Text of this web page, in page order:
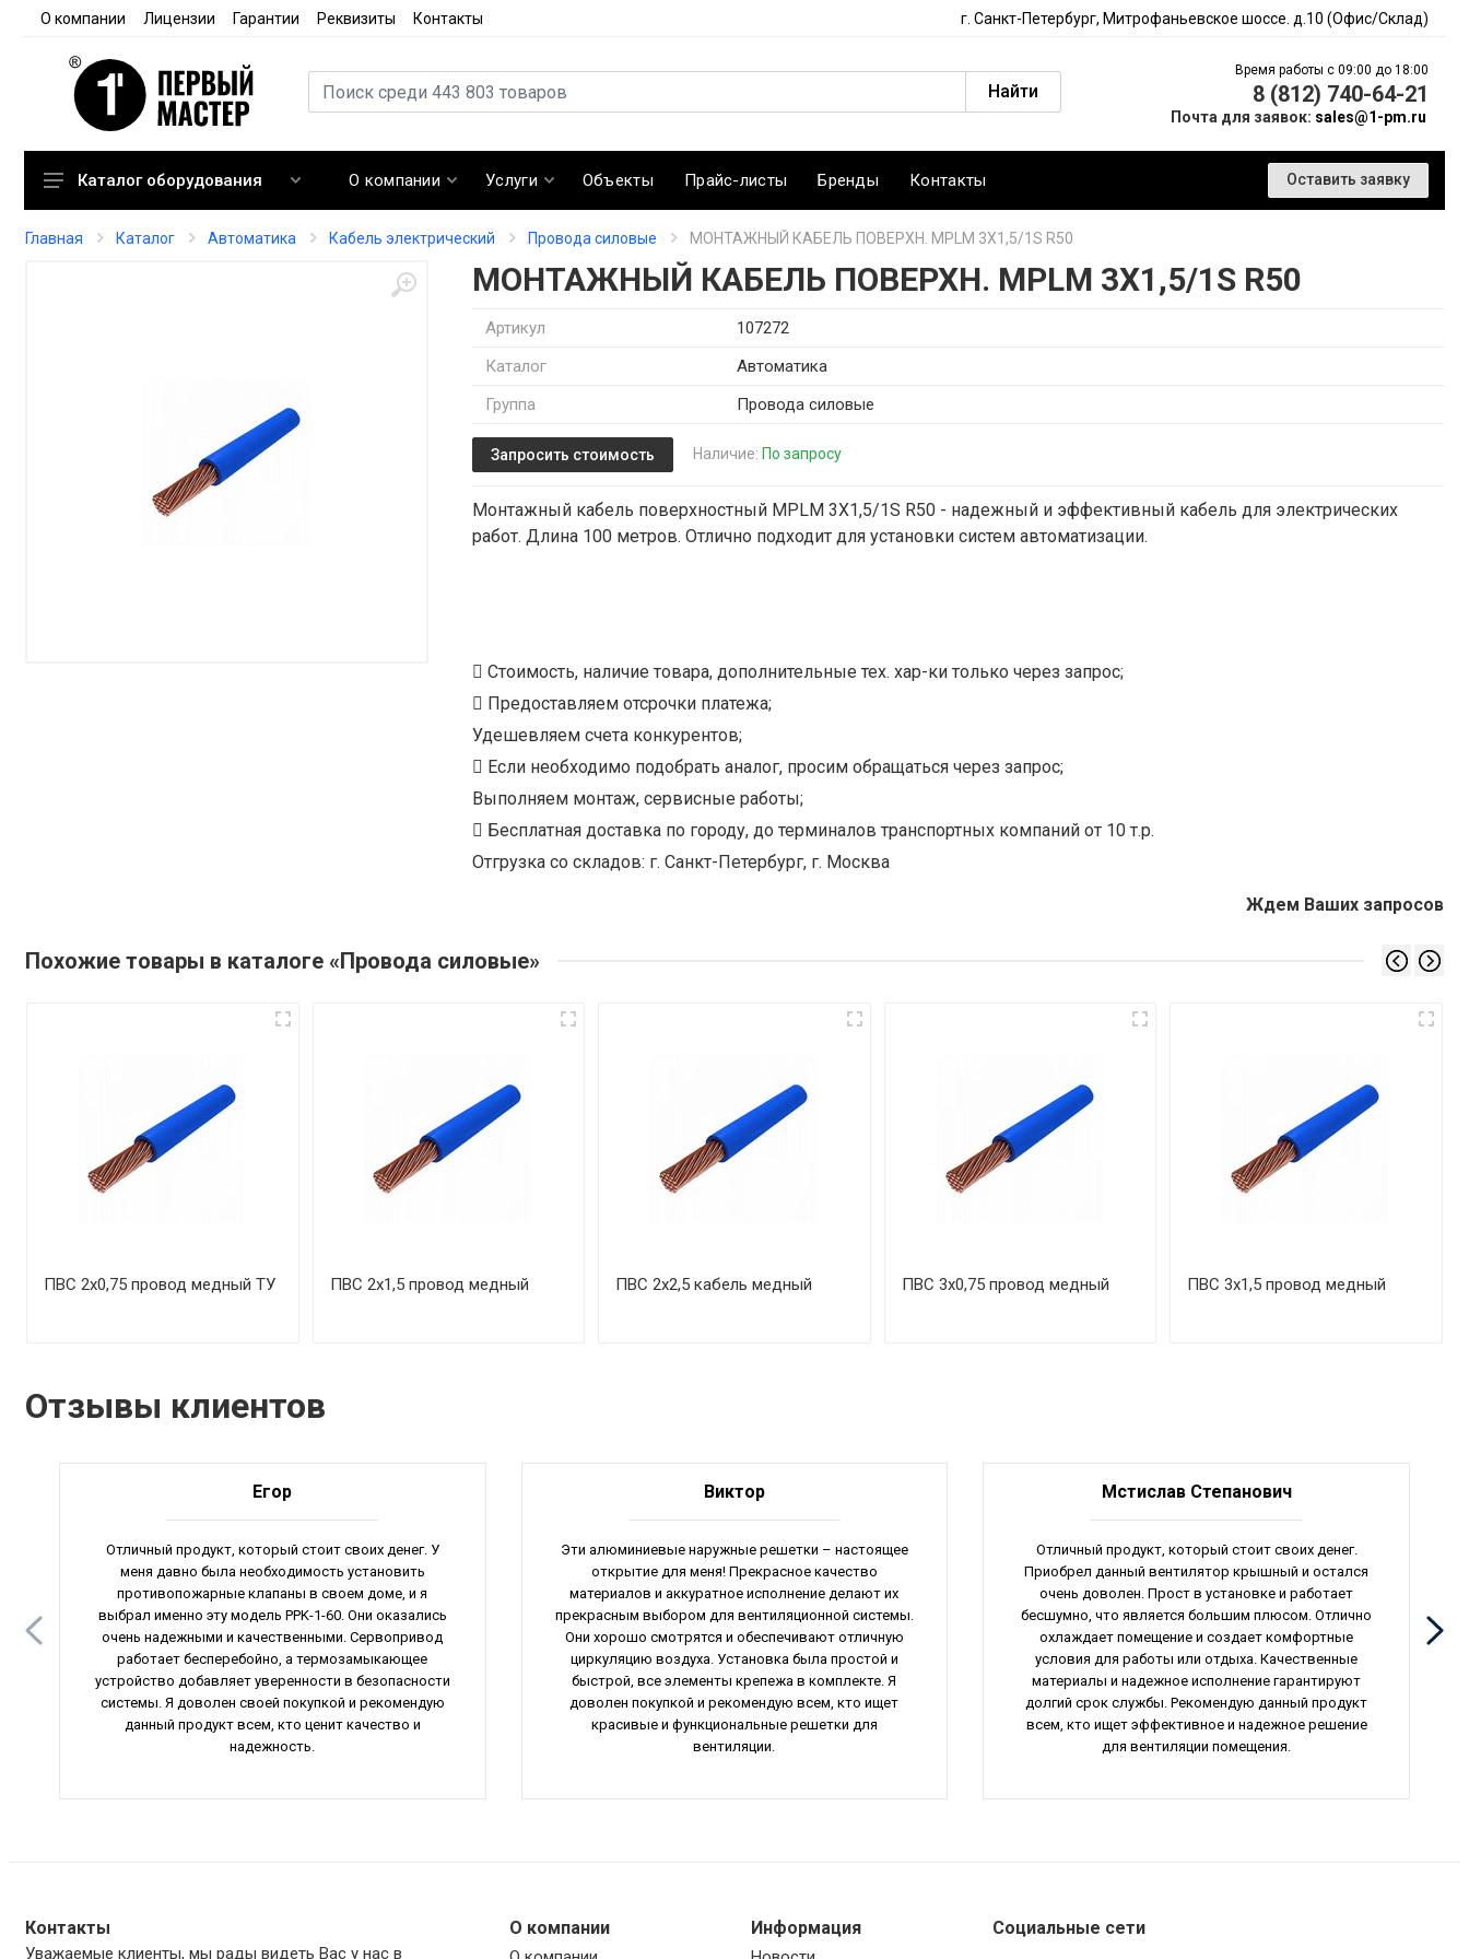
О компании Лицензии Гарантии Реквизиты Контакты г. Санкт-Петербург, Митрофаньевское шоссе. д.10 (Офис/Склад)
Найти
Время работы с 09:00 до 18:00
8 (812) 740-64-21
Почта для заявок: sales@1-pm.ru
Кондиционирование
Каталог оборудования О компании Услуги Объекты Прайс-листы Бренды Контакты Оставить заявку
Главная Каталог Автоматика Кабель электрический Провода силовые МОНТАЖНЫЙ КАБЕЛЬ ПОВЕРХН. MPLM 3X1,5/1S R50
МОНТАЖНЫЙ КАБЕЛЬ ПОВЕРХН. MPLM 3X1,5/1S R50
Артикул
107272
Каталог
Автоматика
Группа
Провода силовые
Запросить стоимость Наличие: По запросу
Монтажный кабель поверхностный MPLM 3X1,5/1S R50 - надежный и эффективный кабель для электрических
работ. Длина 100 метров. Отлично подходит для установки систем автоматизации.
Стоимость, наличие товара, дополнительные тех. хар-ки только через запрос;
Предоставляем отсрочки платежа;
Удешевляем счета конкурентов;
Если необходимо подобрать аналог, просим обращаться через запрос;
Выполняем монтаж, сервисные работы;
Бесплатная доставка по городу, до терминалов транспортных компаний от 10 т.р.
Отгрузка со складов: г. Санкт-Петербург, г. Москва
Ждем Ваших запросов
Похожие товары в каталоге «Провода силовые»
ПВС 2х0,75 провод медный ТУ ПВС 2х1,5 провод медный ПВС 2х2,5 кабель медный ПВС 3х0,75 провод медный ПВС 3х1,5 провод медный
Отзывы клиентов
Егор
Отличный продукт, который стоит своих денег. У
меня давно была необходимость установить
противопожарные клапаны в своем доме, и я
выбрал именно эту модель PPK-1-60. Они оказались
очень надежными и качественными. Сервопривод
работает бесперебойно, а термозамыкающее
устройство добавляет уверенности в безопасности
системы. Я доволен своей покупкой и рекомендую
данный продукт всем, кто ценит качество и
надежность.
Виктор
Эти алюминиевые наружные решетки – настоящее
открытие для меня! Прекрасное качество
материалов и аккуратное исполнение делают их
прекрасным выбором для вентиляционной системы.
Они хорошо смотрятся и обеспечивают отличную
циркуляцию воздуха. Установка была простой и
быстрой, все элементы крепежа в комплекте. Я
доволен покупкой и рекомендую всем, кто ищет
красивые и функциональные решетки для
вентиляции.
Мстислав Степанович
Отличный продукт, который стоит своих денег.
Приобрел данный вентилятор крышный и остался
очень доволен. Прост в установке и работает
бесшумно, что является большим плюсом. Отлично
охлаждает помещение и создает комфортные
условия для работы или отдыха. Качественные
материалы и надежное исполнение гарантируют
долгий срок службы. Рекомендую данный продукт
всем, кто ищет эффективное и надежное решение
для вентиляции помещения.
Контакты
Уважаемые клиенты, мы рады видеть Вас у нас в
О компании Информация Социальные сети